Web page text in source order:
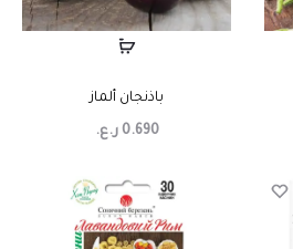
باذنجان ألماز
0.690 ر.ع.